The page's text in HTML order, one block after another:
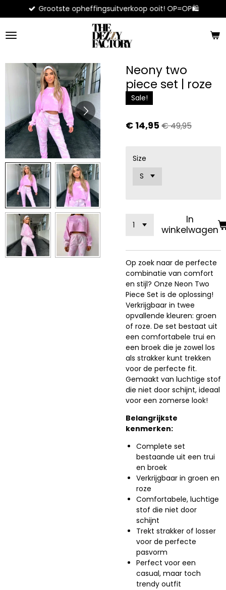
direct
naar
de
Grootste opheffingsuitverkoop ooit! OP=OP🛍️
Neony two
piece set | roze
Sale!
€ 14,95 € 49,95
Size
In
winkelwagen
Op zoek naar de perfecte
combinatie van comfort
en stijl? Onze Neon Two
Piece Set is de oplossing!
Verkrijgbaar in twee
opvallende kleuren: groen
of roze. De set bestaat uit
een comfortabele trui en
een broek die je zowel los
als strakker kunt trekken
voor de perfecte fit.
Gemaakt van luchtige stof
die niet door schijnt, ideaal
voor een zomerse look!
Belangrijkste
kenmerken:
Complete set
bestaande uit een trui
en broek
Verkrijgbaar in groen en
roze
Comfortabele, luchtige
stof die niet door
schijnt
Trekt strakker of losser
voor de perfecte
pasvorm
Perfect voor een
casual, maar toch
trendy outfit